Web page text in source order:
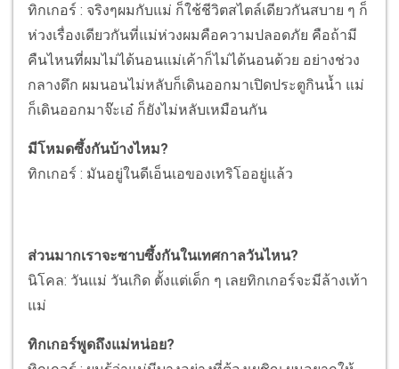
ทิกเกอร์ : จริงๆผมกับแม่ ก็ใช้ชีวิตสไตล์เดียวกันสบาย ๆ ก็
ห่วงเรื่องเดียวกันที่แม่ห่วงผมคือความปลอดภัย คือถ้ามี
คืนไหนที่ผมไม่ได้นอนแม่เค้าก็ไม่ได้นอนด้วย อย่างช่วง
กลางดึก ผมนอนไม่หลับก็เดินออกมาเปิดประตูกินน้ำ แม่
ก็เดินออกมาจ๊ะเอ๋ ก็ยังไม่หลับเหมือนกัน
มีโหมดซึ้งกันบ้างไหม?
ทิกเกอร์ : มันอยู่ในดีเอ็นเอของเทริโออยู่แล้ว
ส่วนมากเราจะซาบซึ้งกันในเทศกาลวันไหน?
นิโคล: วันแม่ วันเกิด ตั้งแต่เด็ก ๆ เลยทิกเกอร์จะมีล้างเท้า
แม่
ทิกเกอร์พูดถึงแม่หน่อย?